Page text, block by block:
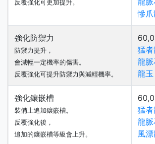
反覆強化可更加提升。
慘
強化防禦力
防禦力提升，
會減輕一定機率的傷害。
反覆強化可提升防禦力與減輕機率。
猛者
龍
龍玉
強化鑲嵌槽
裝備上追加鑲嵌槽。
反覆強化後，
追加的鑲嵌槽等級會上升。
猛者
龍
風